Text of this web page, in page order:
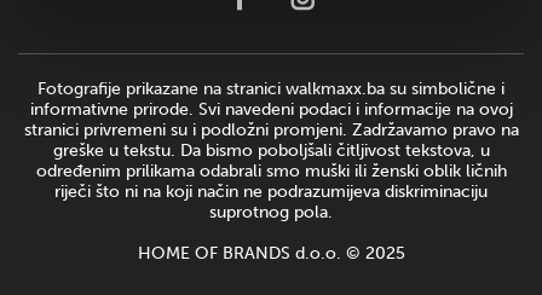
Fotografije prikazane na stranici walkmaxx.ba su simbolične i
informativne prirode. Svi navedeni podaci i informacije na ovoj
stranici privremeni su i podložni promjeni. Zadržavamo pravo na
greške u tekstu. Da bismo poboljšali čitljivost tekstova, u
određenim prilikama odabrali smo muški ili ženski oblik ličnih
riječi što ni na koji način ne podrazumijeva diskriminaciju
suprotnog pola.
HOME OF BRANDS d.o.o. © 2025